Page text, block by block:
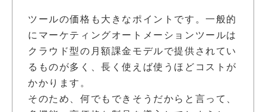
ツールの価格も大きなポイントです。一般的
にマーケティングオートメーションツールは
クラウド型の月額課金モデルで提供されてい
るものが多く、長く使えば使うほどコストが
かかります。
そのため、何でもできそうだからと言って、